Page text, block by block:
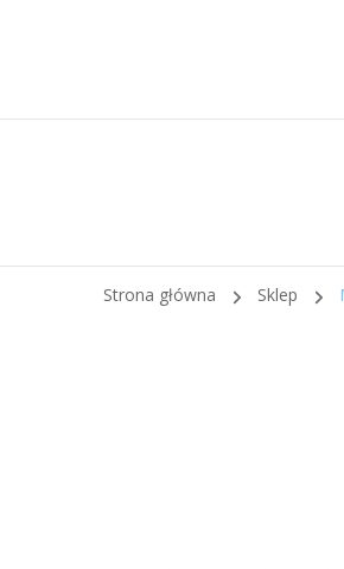
Strona główna Sklep